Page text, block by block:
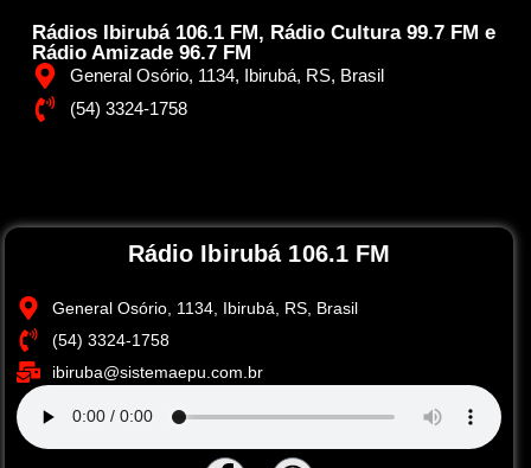
Rádios Ibirubá 106.1 FM, Rádio Cultura 99.7 FM e
Rádio Amizade 96.7 FM
General Osório, 1134, Ibirubá, RS, Brasil
(54) 3324-1758
Rádio Ibirubá 106.1 FM
General Osório, 1134, Ibirubá, RS, Brasil
(54) 3324-1758
ibiruba@sistemaepu.com.br